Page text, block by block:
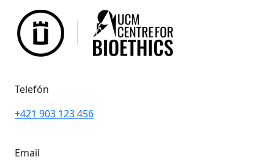
Telefón
+421 903 123 456
Email